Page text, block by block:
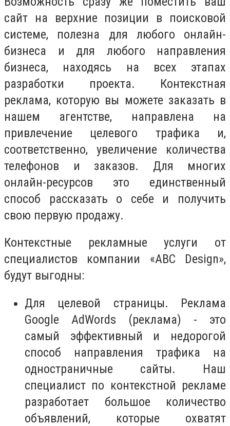
сайт на верхние позиции в поисковой
системе, полезна для любого онлайн-
бизнеса и для любого направления
бизнеса, находясь на всех этапах
разработки проекта. Контекстная
реклама, которую вы можете заказать в
нашем агентстве, направлена ​​на
привлечение целевого трафика и,
соответственно, увеличение количества
телефонов и заказов. Для многих
онлайн-ресурсов это единственный
способ рассказать о себе и получить
свою первую продажу.
Контекстные рекламные услуги от
специалистов компании «ABC Design»,
будут выгодны:
Для целевой страницы. Реклама
Google AdWords (реклама) - это
самый эффективный и недорогой
способ направления трафика на
одностраничные сайты. Наш
специалист по контекстной рекламе
разработает большое количество
объявлений, которые охватят